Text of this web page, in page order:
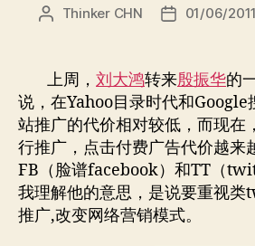
文
者
Thinker CHN
发
期
01/06/2011
上周， 刘大鸿转来殷振华的
说，在Yahoo目录时代和Google
站推广的代价相对较低，而现在
行推广，点击付费广告代价越来
FB（脸谱facebook）和TT（
我理解他的意思，是说要重视
推广,改变网络营销模式。